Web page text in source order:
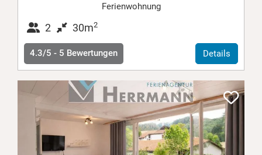
Ferienwohnung
2 30m2
Details
4.3/5 - 5 Bewertungen